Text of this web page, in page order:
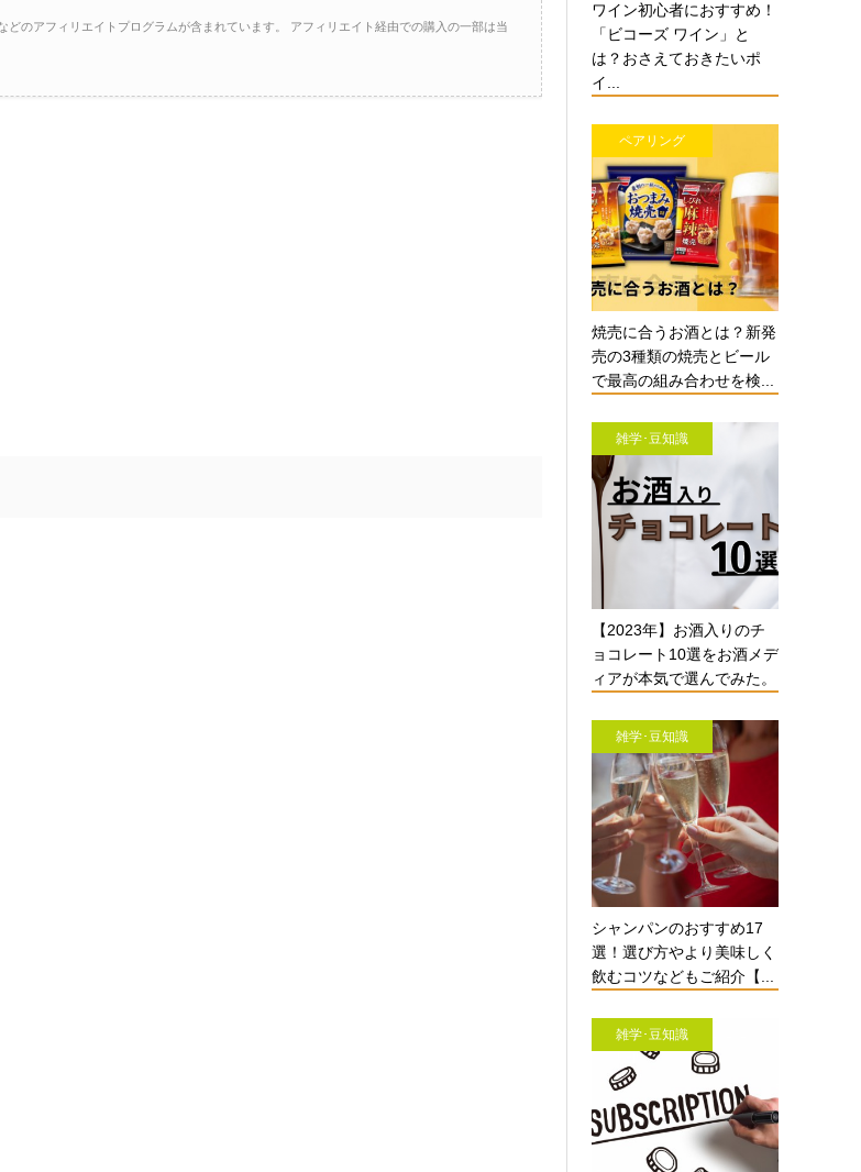
のアフィリエイトプログラムが含まれています。 アフィリエイト経由での購入の一部は当
ワイン初心者におすすめ！
「ビコーズ ワイン」と
は？おさえておきたいポ
イ...
ペアリング
焼売に合うお酒とは？新発
売の3種類の焼売とビール
で最高の組み合わせを検...
雑学･豆知識
【2023年】お酒入りのチ
ョコレート10選をお酒メデ
ィアが本気で選んでみた。
雑学･豆知識
シャンパンのおすすめ17
選！選び方やより美味しく
飲むコツなどもご紹介【...
雑学･豆知識